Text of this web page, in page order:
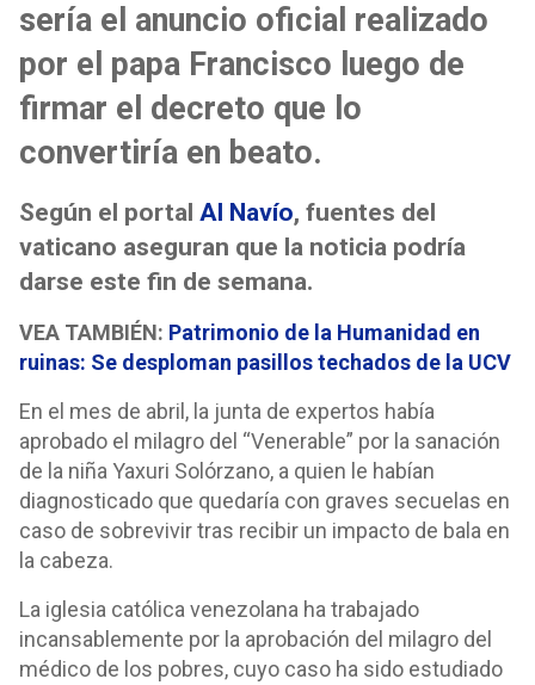
sería el anuncio oficial realizado
por el papa Francisco luego de
firmar el decreto que lo
convertiría en beato.
Según el portal Al Navío, fuentes del
vaticano aseguran que la noticia podría
darse este fin de semana.
VEA TAMBIÉN: Patrimonio de la Humanidad en
ruinas: Se desploman pasillos techados de la UCV
En el mes de abril, la junta de expertos había
aprobado el milagro del “Venerable” por la sanación
de la niña Yaxuri Solórzano, a quien le habían
diagnosticado que quedaría con graves secuelas en
caso de sobrevivir tras recibir un impacto de bala en
la cabeza.
La iglesia católica venezolana ha trabajado
incansablemente por la aprobación del milagro del
médico de los pobres, cuyo caso ha sido estudiado